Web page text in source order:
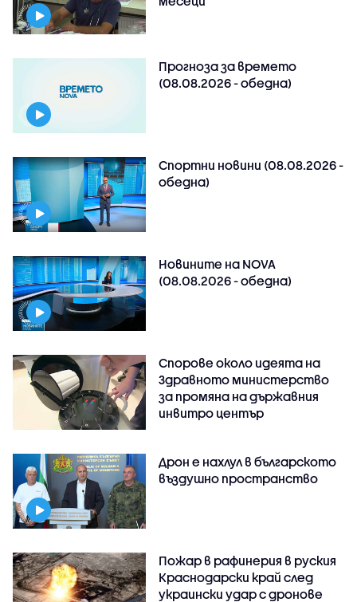
Прогноза за времето
(08.08.2026 - обедна)
Спортни новини (08.08.2026 -
обедна)
Новините на NOVA
(08.08.2026 - обедна)
Спорове около идеята на
Здравното министерство
за промяна на държавния
инвитро център
Дрон е нахлул в българското
въздушно пространство
Пожар в рафинерия в руския
Краснодарски край след
украински удар с дронове